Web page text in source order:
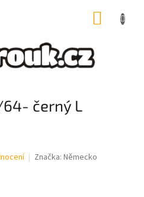
černý L
Značka: Německo